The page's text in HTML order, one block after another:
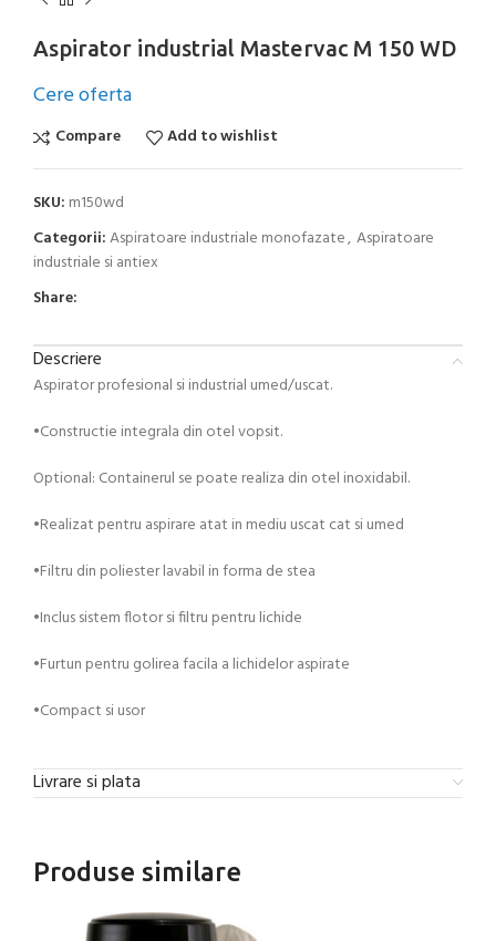
Aspirator industrial Mastervac M 150 WD
Cere oferta
Compare Add to wishlist
SKU: m150wd
Categorii:Aspiratoare industriale monofazate, Aspiratoare
industriale si antiex
Share:
Descriere
Aspirator profesional si industrial umed/uscat.
•Constructie integrala din otel vopsit.
Optional: Containerul se poate realiza din otel inoxidabil.
•Realizat pentru aspirare atat in mediu uscat cat si umed
•Filtru din poliester lavabil in forma de stea
•Inclus sistem flotor si filtru pentru lichide
•Furtun pentru golirea facila a lichidelor aspirate
•Compact si usor
Livrare si plata
Produse similare